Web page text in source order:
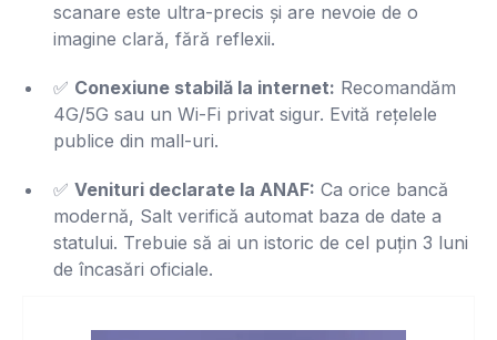
scanare este ultra-precis și are nevoie de o
imagine clară, fără reflexii.
✅ Conexiune stabilă la internet: Recomandăm
4G/5G sau un Wi-Fi privat sigur. Evită rețelele
publice din mall-uri.
✅ Venituri declarate la ANAF: Ca orice bancă
modernă, Salt verifică automat baza de date a
statului. Trebuie să ai un istoric de cel puțin 3 luni
de încasări oficiale.